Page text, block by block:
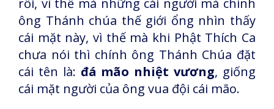
rồi, vì thế mà những cái người mà chính
ông Thánh chúa thế giới ổng nhìn thấy
cái mặt này, vì thế mà khi Phật Thích Ca
chưa nói thì chính ông Thánh Chúa đặt
cái tên là: đá mão nhiệt vương, giống
cái mặt người của ông vua đội cái mão.